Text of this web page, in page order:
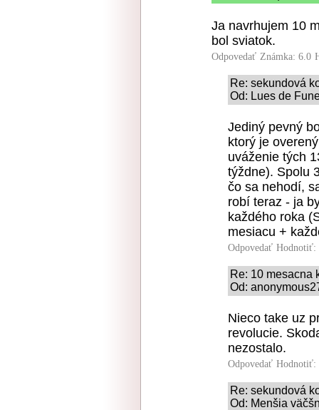
Ja navrhujem 10
bol sviatok.
Odpovedať Známka: 6.0
Re: sekundová
Od: Lues de
Jediný pevný
ktorý je
uváženie tých
týždne). Spolu
čo sa nehodí,
robí teraz - ja
každého roka
mesiacu +
Odpovedať Hodnotiť:
Re: 10 mesacna
Od:
Nieco take uz
revolucie.
nezostalo.
Odpovedať Hodnotiť:
Re: sekundová
Od: Menšia